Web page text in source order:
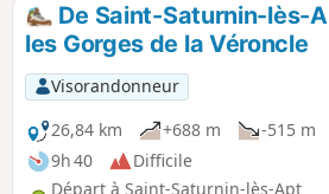
De Saint-Saturnin-lès-
les Gorges de la Véroncle
Visorandonneur
26,84 km
+688 m
-515 m
9h 40
Difficile
Départ à Saint-Saturnin-lès-Apt